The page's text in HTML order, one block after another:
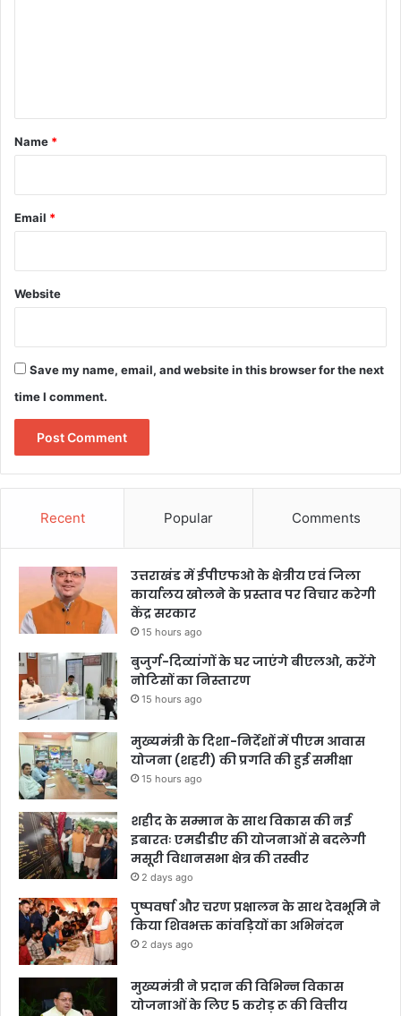
*
Name *
Email *
Website
Save my name, email, and website in this browser for the next
time I comment.
Recent Popular Comments
उत्तराखंड में ईपीएफओ के क्षेत्रीय एवं जिला
कार्यालय खोलने के प्रस्ताव पर विचार करेगी
केंद्र सरकार
15 hours ago
बुजुर्ग-दिव्यांगों के घर जाएंगे बीएलओ, करेंगे
नोटिसों का निस्तारण
15 hours ago
मुख्यमंत्री के दिशा-निर्देशों में पीएम आवास
योजना (शहरी) की प्रगति की हुई समीक्षा
15 hours ago
शहीद के सम्मान के साथ विकास की नई
इबारतः एमडीडीए की योजनाओं से बदलेगी
मसूरी विधानसभा क्षेत्र की तस्वीर
2 days ago
पुष्पवर्षा और चरण प्रक्षालन के साथ देवभूमि ने
किया शिवभक्त कांवड़ियों का अभिनंदन
2 days ago
मुख्यमंत्री ने प्रदान की विभिन्न विकास
योजनाओं के लिए 5 करोड़ रू की वित्तीय